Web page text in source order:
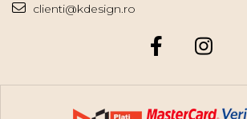
clienti@kdesign.ro